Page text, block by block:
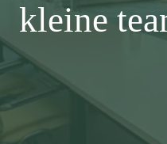
kleine